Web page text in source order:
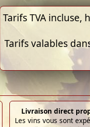
Tarifs TVA
Tarifs valables
Livraison direct
Les vins vous sont